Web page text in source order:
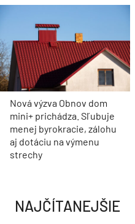
Nová výzva Obnov dom
mini+ prichádza. Sľubuje
menej byrokracie, zálohu
aj dotáciu na výmenu
strechy
NAJČÍTANEJŠIE